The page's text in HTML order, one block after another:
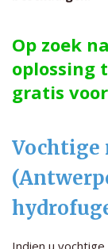
Op zoek
oplossing
gratis
Vochtige
Indien u